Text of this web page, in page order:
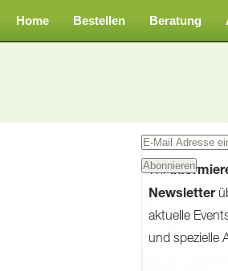
Home Bestellen Beratung